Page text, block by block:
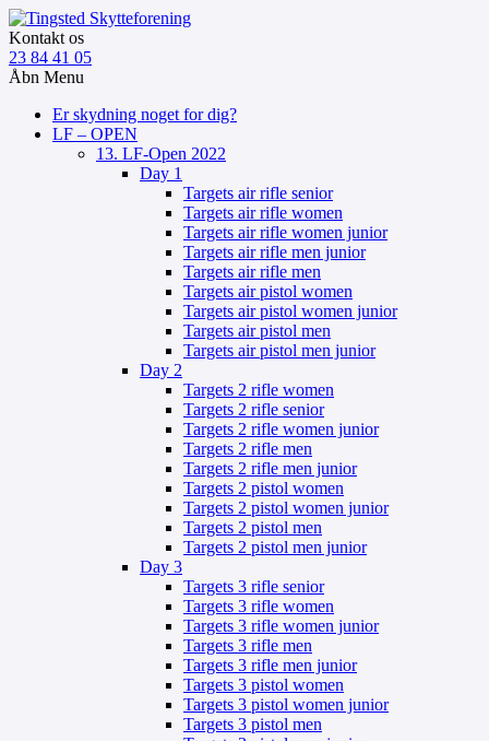
Kontakt os
23 84 41 05
Åbn Menu
Er skydning noget for dig?
LF – OPEN
13. LF-Open 2022
Day 1
Targets air rifle senior
Targets air rifle women
Targets air rifle women junior
Targets air rifle men junior
Targets air rifle men
Targets air pistol women
Targets air pistol women junior
Targets air pistol men
Targets air pistol men junior
Day 2
Targets 2 rifle women
Targets 2 rifle senior
Targets 2 rifle women junior
Targets 2 rifle men
Targets 2 rifle men junior
Targets 2 pistol women
Targets 2 pistol women junior
Targets 2 pistol men
Targets 2 pistol men junior
Day 3
Targets 3 rifle senior
Targets 3 rifle women
Targets 3 rifle women junior
Targets 3 rifle men
Targets 3 rifle men junior
Targets 3 pistol women
Targets 3 pistol women junior
Targets 3 pistol men